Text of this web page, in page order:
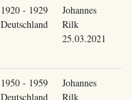
1920 - 1929
Deutschland
Johannes
Rilk
25.03.2021
1950 - 1959
Deutschland
Johannes
Rilk